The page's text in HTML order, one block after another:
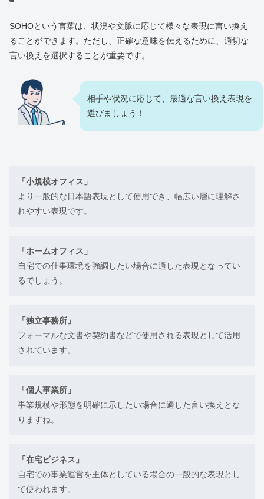
SOHOという言葉は、状況や文脈に応じて様々な表現に言い換え
ることができます。ただし、正確な意味を伝えるために、適切な
言い換えを選択することが重要です。
相手や状況に応じて、最適な言い換え表現を
選びましょう！
「小規模オフィス」
より一般的な日本語表現として使用でき、幅広い層に理解さ
れやすい表現です。
「ホームオフィス」
自宅での仕事環境を強調したい場合に適した表現となってい
るでしょう。
「独立事務所」
フォーマルな文書や契約書などで使用される表現として活用
されています。
「個人事業所」
事業規模や形態を明確に示したい場合に適した言い換えとな
りますね。
「在宅ビジネス」
自宅での事業運営を主体としている場合の一般的な表現とし
て使われます。